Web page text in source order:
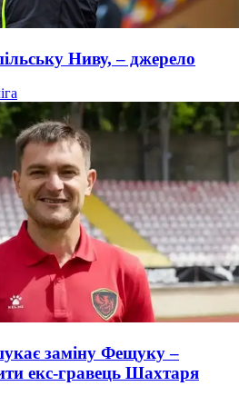
Ниву, – джерело
заміну Фещуку –
екс-гравець Шахтаря